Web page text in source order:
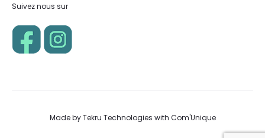
Suivez nous sur
Made byTekru Technologies with Com'Unique